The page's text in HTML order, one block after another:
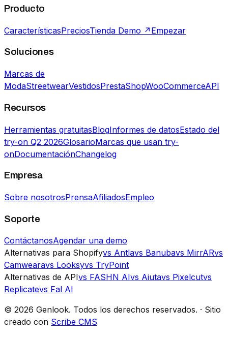
Producto
CaracterísticasPreciosTienda Demo ↗ Empezar
Soluciones
Marcas de
ModaStreetwearVestidosPrestaShopWooCommerceAPI
Recursos
Herramientas gratuitasBlogInformes de datosEstado del
try-on Q2 2026GlosarioMarcas que usan try-
onDocumentaciónChangelog
Empresa
Sobre nosotrosPrensaAfiliadosEmpleo
Soporte
ContáctanosAgendar una demo
Alternativas para Shopifyvs Antlavs Banubavs MirrARvs
Camwearavs Looksyvs TryPoint
Alternativas de APIvs FASHN AIvs Aiutavs Pixelcutvs
Replicatevs Fal AI
© 2026 Genlook. Todos los derechos reservados. · Sitio
creado con Scribe CMS